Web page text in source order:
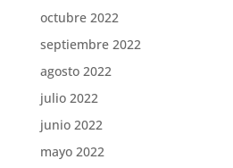
octubre 2022
septiembre 2022
agosto 2022
julio 2022
junio 2022
mayo 2022